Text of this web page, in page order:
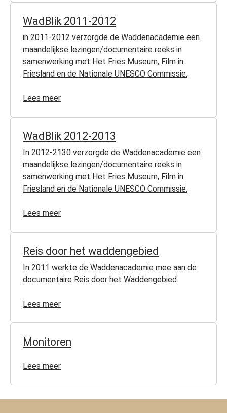
WadBlik 2011-2012
in 2011-2012 verzorgde de Waddenacademie een
maandelijkse lezingen/documentaire reeks in
samenwerking met Het Fries Museum, Film in
Friesland en de Nationale UNESCO Commissie.
Lees meer
WadBlik 2012-2013
In 2012-2130 verzorgde de Waddenacademie een
maandelijkse lezingen/documentaire reeks in
samenwerking met Het Fries Museum, Film in
Friesland en de Nationale UNESCO Commissie.
Lees meer
Reis door het waddengebied
In 2011 werkte de Waddenacademie mee aan de
documentaire Reis door het Waddengebied.
Lees meer
Monitoren
Lees meer